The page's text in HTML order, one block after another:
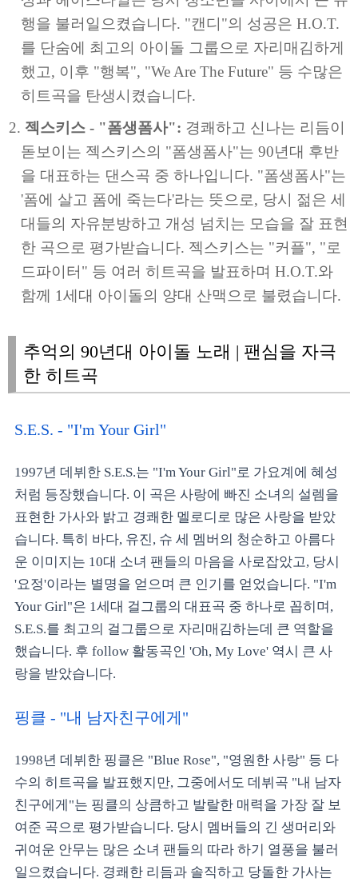
행을 불러일으켰습니다. "캔디"의 성공은 H.O.T.
를 단숨에 최고의 아이돌 그룹으로 자리매김하게
했고, 이후 "행복", "We Are The Future" 등 수많은
히트곡을 탄생시켰습니다.
젝스키스 - "폼생폼사": 경쾌하고 신나는 리듬이
돋보이는 젝스키스의 "폼생폼사"는 90년대 후반
을 대표하는 댄스곡 중 하나입니다. "폼생폼사"는
'폼에 살고 폼에 죽는다'라는 뜻으로, 당시 젊은 세
대들의 자유분방하고 개성 넘치는 모습을 잘 표현
한 곡으로 평가받습니다. 젝스키스는 "커플", "로
드파이터" 등 여러 히트곡을 발표하며 H.O.T.와
함께 1세대 아이돌의 양대 산맥으로 불렸습니다.
추억의 90년대 아이돌 노래 | 팬심을 자극
한 히트곡
S.E.S. - "I'm Your Girl"
1997년 데뷔한 S.E.S.는 "I'm Your Girl"로 가요계에 혜성
처럼 등장했습니다. 이 곡은 사랑에 빠진 소녀의 설렘을
표현한 가사와 밝고 경쾌한 멜로디로 많은 사랑을 받았
습니다. 특히 바다, 유진, 슈 세 멤버의 청순하고 아름다
운 이미지는 10대 소녀 팬들의 마음을 사로잡았고, 당시
'요정'이라는 별명을 얻으며 큰 인기를 얻었습니다. "I'm
Your Girl"은 1세대 걸그룹의 대표곡 중 하나로 꼽히며,
S.E.S.를 최고의 걸그룹으로 자리매김하는데 큰 역할을
했습니다. 후 follow 활동곡인 'Oh, My Love' 역시 큰 사
랑을 받았습니다.
핑클 - "내 남자친구에게"
1998년 데뷔한 핑클은 "Blue Rose", "영원한 사랑" 등 다
수의 히트곡을 발표했지만, 그중에서도 데뷔곡 "내 남자
친구에게"는 핑클의 상큼하고 발랄한 매력을 가장 잘 보
여준 곡으로 평가받습니다. 당시 멤버들의 긴 생머리와
귀여운 안무는 많은 소녀 팬들의 따라 하기 열풍을 불러
일으켰습니다. 경쾌한 리듬과 솔직하고 당돌한 가사는